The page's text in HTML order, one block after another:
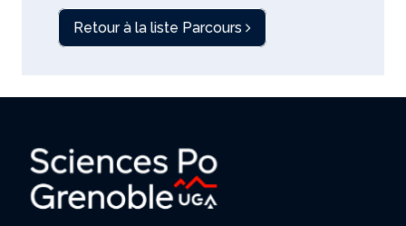
Retour à la liste Parcours